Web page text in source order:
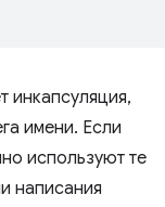
инкапсуляция,
имени. Если
используют те
написания